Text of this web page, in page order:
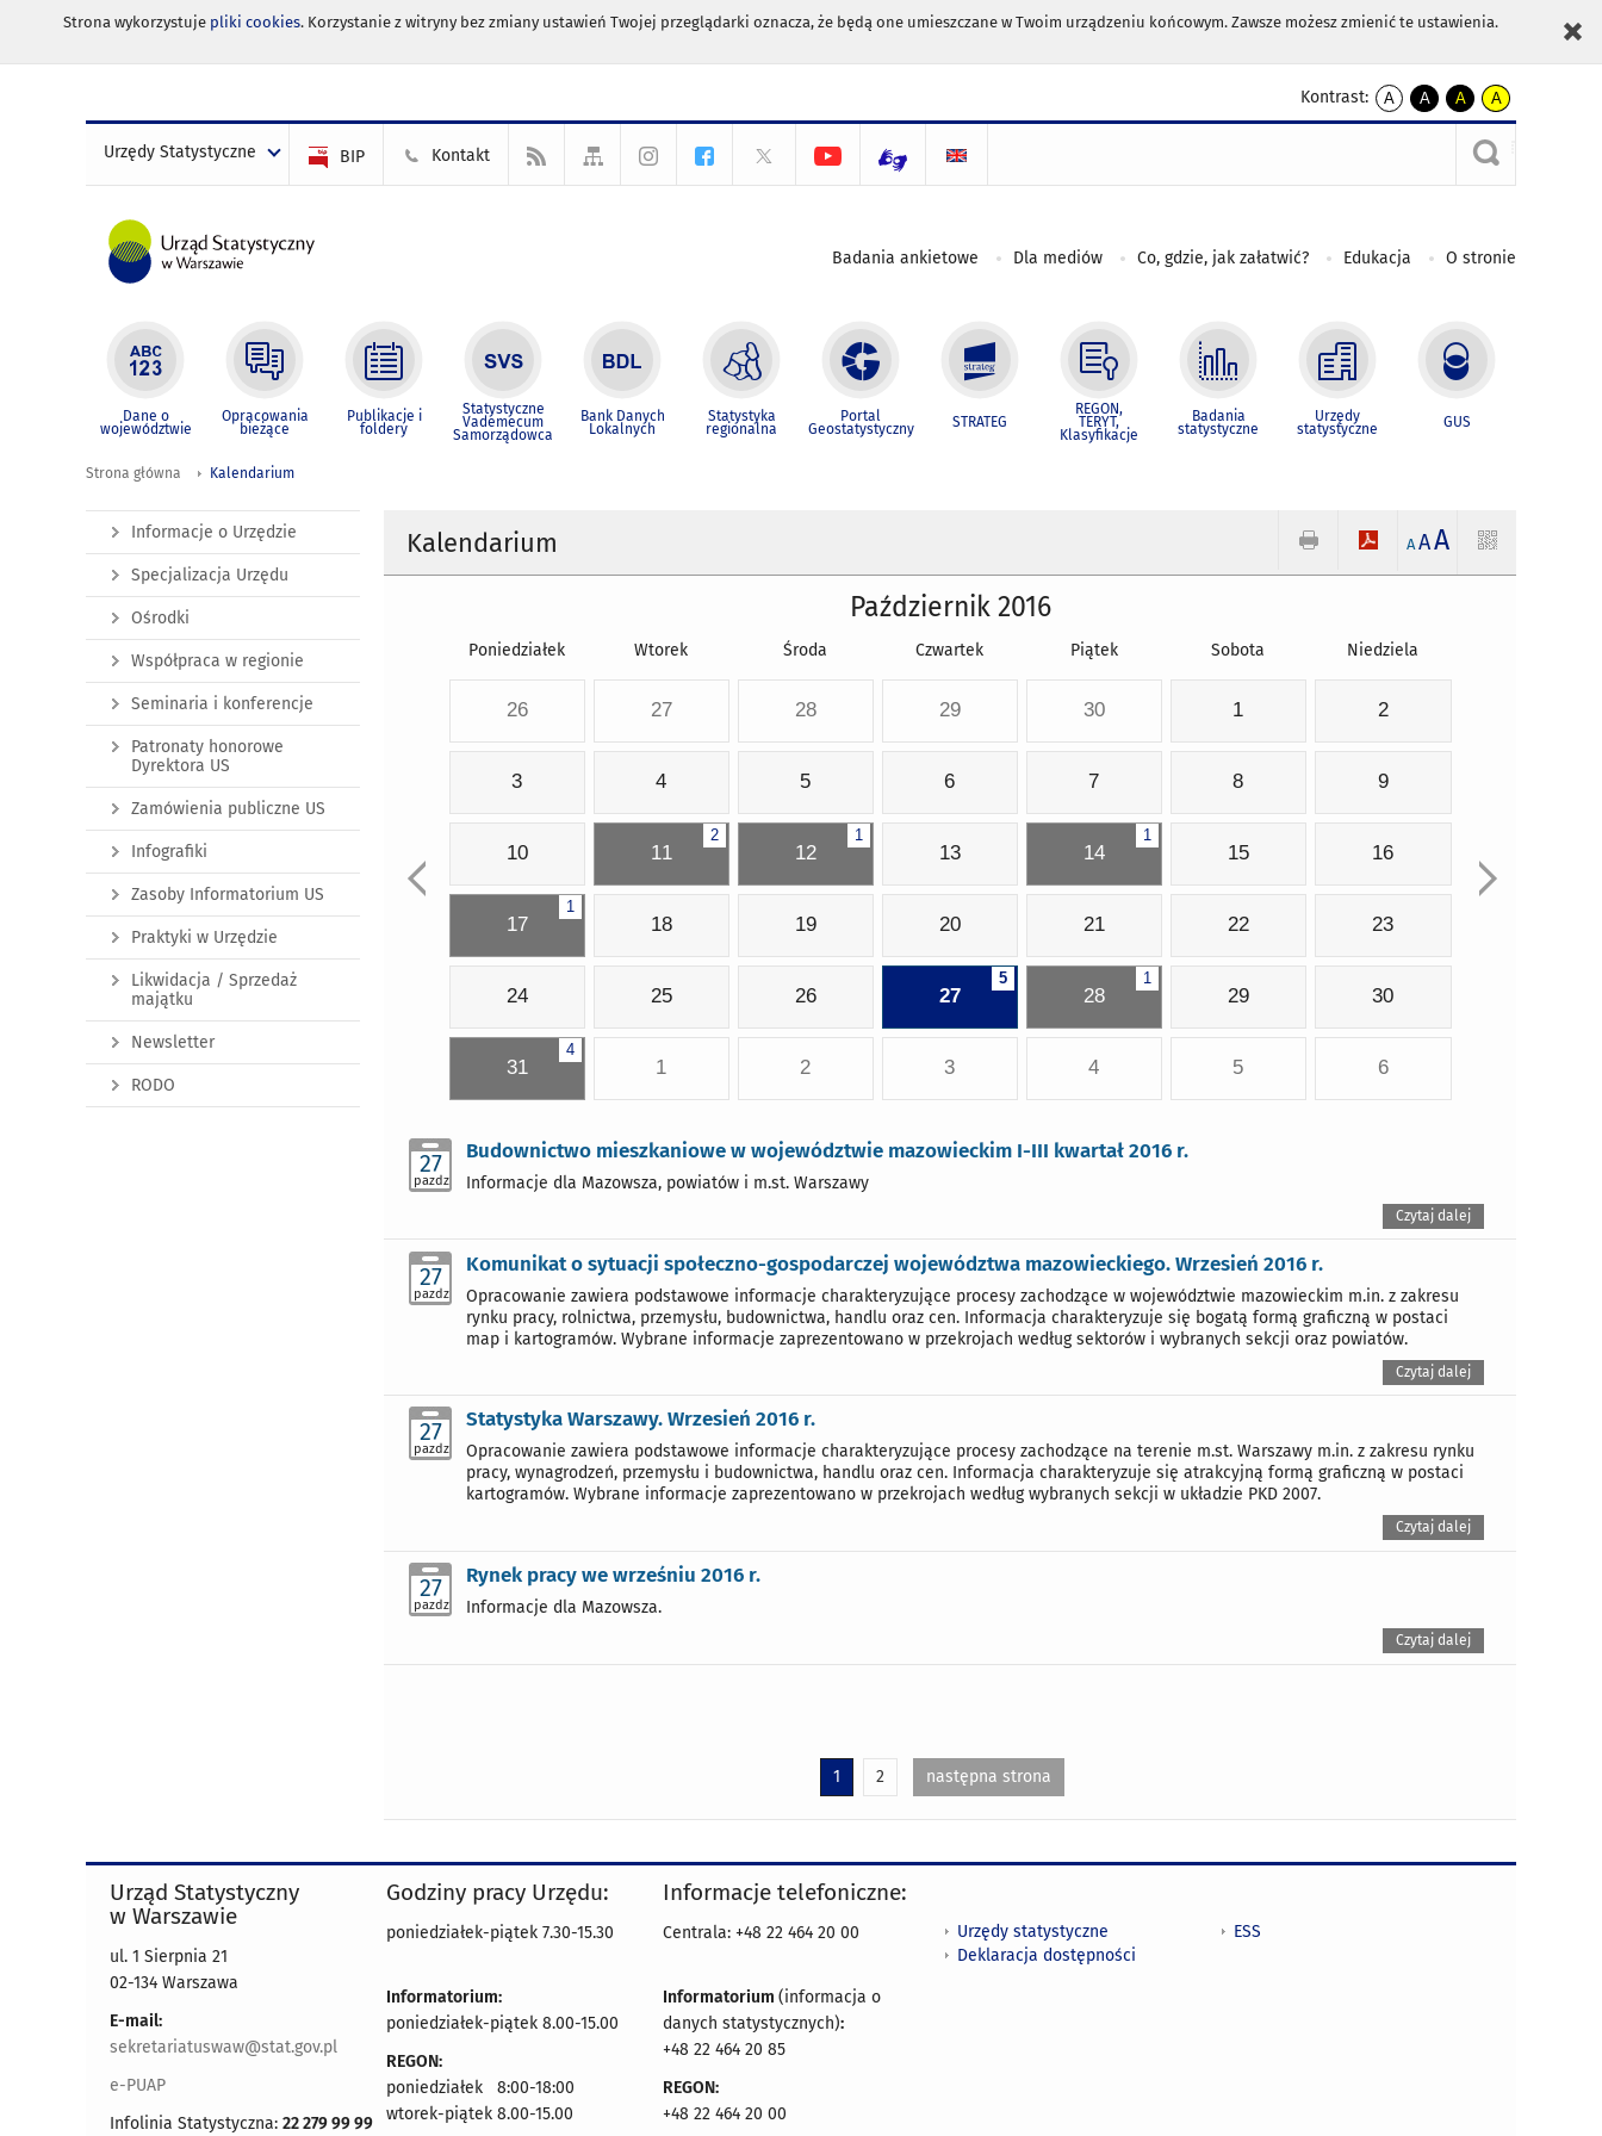
Strona wykorzystuje pliki cookies. Korzystanie z witryny bez zmiany ustawień Twojej przeglądarki oznacza, że będą one umieszczane w Twoim urządzeniu końcowym. Zawsze możesz zmienić te ustawienia.
Kontrast:
A
kontrast
A
kontrast
czarnym
A
kontrast
żółty
tekst
czarnym
A
kontrast
czarny
tekst
żółtym
Urzędy Statystyczne BIP Kontakt
Badania ankietowe Dla mediów Co, gdzie, jak załatwić? Edukacja O stronie
Dane o
województwie
Opracowania
bieżące
Publikacje i
foldery
Statystyczne
Vademecum
Samorządowca
Bank Danych
Lokalnych
Statystyka
regionalna
Portal
Geostatystyczny STRATEG
REGON,
TERYT,
Klasyfikacje
Badania
statystyczne
Urzędy
statystyczne GUS
Strona główna Kalendarium
Kalendarium A AA
Październik 2016
Poniedziałek Wtorek Środa Czwartek Piątek Sobota Niedziela
26 27 28 29 30 1 2
3 4 5 6 7 8 9
10
2
11
1
12 13
1
14 15 16
1
17 18 19 20 21 22 23
24 25 26
5
27
1
28 29 30
4
31 1 2 3 4 5 6
27
pazdz
Budownictwo mieszkaniowe w województwie mazowieckim I-III kwartał 2016 r.
Informacje dla Mazowsza, powiatów i m.st. Warszawy
Czytaj dalej
27
pazdz
Komunikat o sytuacji społeczno-gospodarczej województwa mazowieckiego. Wrzesień 2016 r.
Opracowanie zawiera podstawowe informacje charakteryzujące procesy zachodzące w województwie mazowieckim m.in. z zakresu
rynku pracy, rolnictwa, przemysłu, budownictwa, handlu oraz cen. Informacja charakteryzuje się bogatą formą graficzną w postaci
map i kartogramów. Wybrane informacje zaprezentowano w przekrojach według sektorów i wybranych sekcji oraz powiatów.
Czytaj dalej
27
pazdz
Statystyka Warszawy. Wrzesień 2016 r.
Opracowanie zawiera podstawowe informacje charakteryzujące procesy zachodzące na terenie m.st. Warszawy m.in. z zakresu rynku
pracy, wynagrodzeń, przemysłu i budownictwa, handlu oraz cen. Informacja charakteryzuje się atrakcyjną formą graficzną w postaci
kartogramów. Wybrane informacje zaprezentowano w przekrojach według wybranych sekcji w układzie PKD 2007.
Czytaj dalej
27
pazdz
Rynek pracy we wrześniu 2016 r.
Informacje dla Mazowsza.
Czytaj dalej
1 2 następna strona
Informacje o Urzędzie
Specjalizacja Urzędu
Ośrodki
Współpraca w regionie
Seminaria i konferencje
Patronaty honorowe
Dyrektora US
Zamówienia publiczne US
Infografiki
Zasoby Informatorium US
Praktyki w Urzędzie
Likwidacja / Sprzedaż
majątku
Newsletter
RODO
Urząd Statystyczny
w Warszawie
ul. 1 Sierpnia 21
02-134 Warszawa
E-mail:
sekretariatuswaw@stat.gov.pl
e-PUAP
Infolinia Statystyczna: 22 279 99 99
Godziny pracy Urzędu:
poniedziałek-piątek 7.30-15.30
Informatorium:
poniedziałek-piątek 8.00-15.00
REGON:
poniedziałek 8:00-18:00
wtorek-piątek 8.00-15.00
Informacje telefoniczne:
Centrala: +48 22 464 20 00
Informatorium (informacja o
danych statystycznych):
+48 22 464 20 85
REGON:
+48 22 464 20 00
Urzędy statystyczne
Deklaracja dostępności
ESS